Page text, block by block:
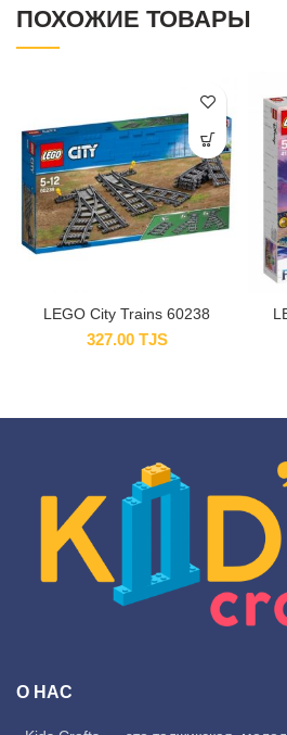
ПОХОЖИЕ ТОВАРЫ
LEGO City Trains 60238
327.00 TJS
О НАС